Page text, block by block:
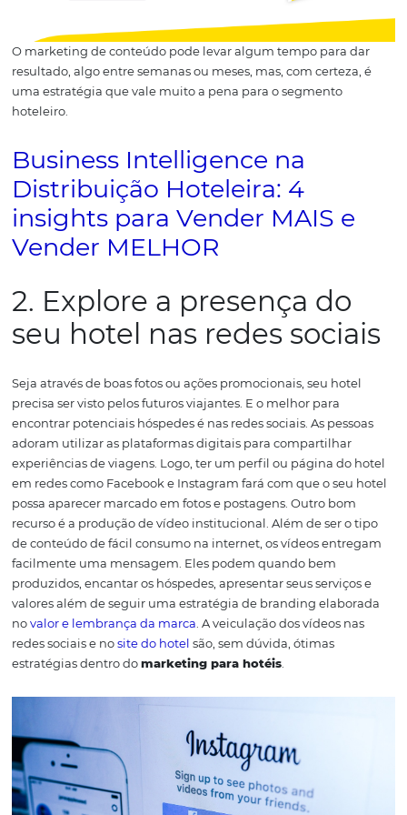
Esse tipo de estratégia
com 4 principais
oconteúdo do blog
você precise pagar para isso;
os textos dos blogs
tendem a ser compartilhados em
sociais, então é uma boa forma de alimentar seus perfis
com posts mais ricos para o público;
pessoas que encontraram o hotel pelo blog podem,
o marketing de conteúdo é conhecido por ser um dos
melhores meios de
construir um relacionamento com o
o que leva à fidelização de clientes.
O marketing de conteúdo pode levar algum tempo
resultado, algo entre semanas ou meses, mas, com
Business Intelligence na
Distribuição Hoteleira: 4